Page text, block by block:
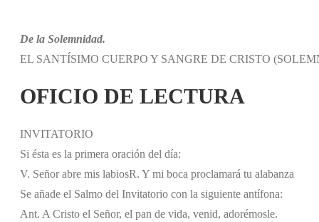
De la Solemnidad.
EL SANTÍSIMO CUERPO Y SANGRE DE CRISTO
OFICIO DE LECTURA
INVITATORIO
Si ésta es la primera oración del día:
V. Señor abre mis labiosR. Y mi boca proclamará tu alabanza
Se añade el Salmo del Invitatorio con la siguiente antífona:
Ant. A Cristo el Señor, el pan de vida, venid, adorémosle.